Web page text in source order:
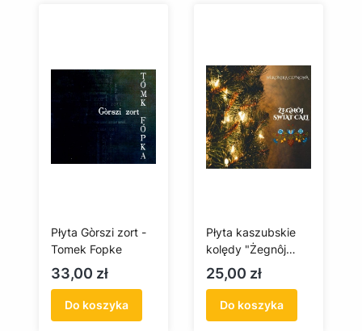
Płyta Gòrszi zort -
Tomek Fopke
Cena
33,00 zł
Do koszyka
Płyta kaszubskie
kolędy "Żegnôj
swiat całi"
Cena
25,00 zł
Do koszyka